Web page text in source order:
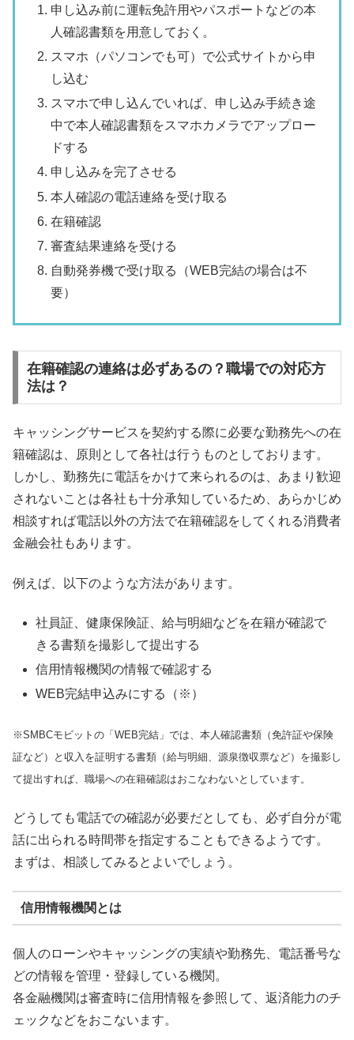
申し込み前に運転免許用やパスポートなどの本
人確認書類を用意しておく。
スマホ（パソコンでも可）で公式サイトから申
し込む
スマホで申し込んでいれば、申し込み手続き途
中で本人確認書類をスマホカメラでアップロー
ドする
申し込みを完了させる
本人確認の電話連絡を受け取る
在籍確認
審査結果連絡を受ける
自動発券機で受け取る（WEB完結の場合は不
要）
在籍確認の連絡は必ずあるの？職場での対応方
法は？
キャッシングサービスを契約する際に必要な勤務先への在
籍確認は、原則として各社は行うものとしております。
しかし、勤務先に電話をかけて来られるのは、あまり歓迎
されないことは各社も十分承知しているため、あらかじめ
相談すれば電話以外の方法で在籍確認をしてくれる消費者
金融会社もあります。
例えば、以下のような方法があります。
社員証、健康保険証、給与明細などを在籍が確認で
きる書類を撮影して提出する
信用情報機関の情報で確認する
WEB完結申込みにする（※）
※SMBCモビットの「WEB完結」では、本人確認書類（免許証や保険
証など）と収入を証明する書類（給与明細、源泉徴収票など）を撮影し
て提出すれば、職場への在籍確認はおこなわないとしています。
どうしても電話での確認が必要だとしても、必ず自分が電
話に出られる時間帯を指定することもできるようです。
まずは、相談してみるとよいでしょう。
信用情報機関とは
個人のローンやキャッシングの実績や勤務先、電話番号な
どの情報を管理・登録している機関。
各金融機関は審査時に信用情報を参照して、返済能力のチ
ェックなどをおこないます。